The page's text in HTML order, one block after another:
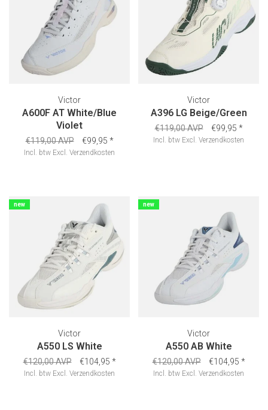
Victor
A600F AT White/Blue
Violet
€119,00 AVP €99,95 *
Incl. btw Excl. Verzendkosten
Victor
A396 LG Beige/Green
€119,00 AVP €99,95 *
Incl. btw Excl. Verzendkosten
new
Victor
A550 LS White
€120,00 AVP €104,95 *
Incl. btw Excl. Verzendkosten
new
Victor
A550 AB White
€120,00 AVP €104,95 *
Incl. btw Excl. Verzendkosten